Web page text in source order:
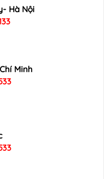
Hà Nội
Minh